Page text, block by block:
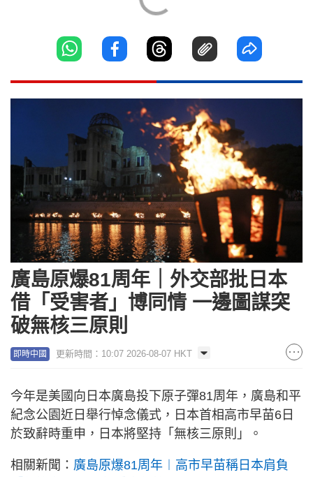
廣島原爆81周年｜外交部批日本
借「受害者」博同情 一邊圖謀突
破無核三原則
即時中國 更新時間：10:07 2026-08-07 HKT
今年是美國向日本廣島投下原子彈81周年，廣島和平
紀念公園近日舉行悼念儀式，日本首相高市早苗6日
於致辭時重申，日本將堅持「無核三原則」。
相關新聞： 廣島原爆81周年︱高市早苗稱日本肩負